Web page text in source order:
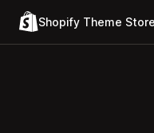
Shopify Theme Store